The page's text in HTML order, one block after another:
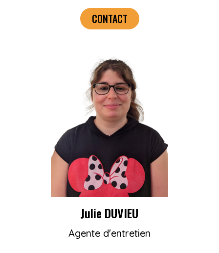
CONTACT
Julie DUVIEU
Agente d'entretien